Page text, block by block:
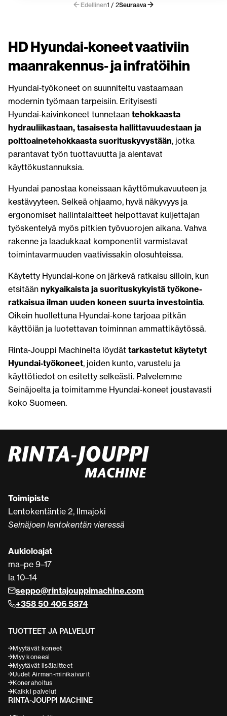
Edellinen1 / 2Seuraava
HD Hyundai‑koneet vaativiin
maanrakennus‑ ja infratöihin
Hyundai‑työkoneet on suunniteltu vastaamaan
modernin työmaan tarpeisiin. Erityisesti
Hyundai‑kaivinkoneet tunnetaan tehokkaasta
hydrauliikastaan, tasaisesta hallittavuudestaan ja
polttoainetehokkaasta suorituskyvystään, jotka
parantavat työn tuottavuutta ja alentavat
käyttökustannuksia.
Hyundai panostaa koneissaan käyttömukavuuteen ja
kestävyyteen. Selkeä ohjaamo, hyvä näkyvyys ja
ergonomiset hallintalaitteet helpottavat kuljettajan
työskentelyä myös pitkien työvuorojen aikana. Vahva
rakenne ja laadukkaat komponentit varmistavat
toimintavarmuuden vaativissakin olosuhteissa.
Käytetty Hyundai‑kone on järkevä ratkaisu silloin, kun
etsitään nykyaikaista ja suorituskykyistä työkone­
ratkaisua ilman uuden koneen suurta investointia.
Oikein huollettuna Hyundai‑kone tarjoaa pitkän
käyttöiän ja luotettavan toiminnan ammattikäytössä.
Rinta‑Jouppi Machinelta löydät tarkastetut käytetyt
Hyundai‑työkoneet, joiden kunto, varustelu ja
käyttötiedot on esitetty selkeästi. Palvelemme
Seinäjoelta ja toimitamme Hyundai‑koneet joustavasti
koko Suomeen.
Toimipiste
Lentokentäntie 2, Ilmajoki
Seinäjoen lentokentän vieressä
Aukioloajat
ma–pe 9–17
la 10–14
seppo@rintajouppimachine.com
+358 50 406 5874
TUOTTEET JA PALVELUT
Myytävät koneet
Myy koneesi
Myytävät lisälaitteet
Uudet Airman-minikaivurit
Konerahoitus
Kaikki palvelut
RINTA-JOUPPI MACHINE